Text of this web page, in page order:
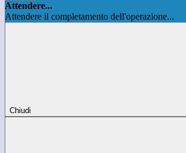
Attendere...
Attendere il completamento dell'operazione...
Chiudi